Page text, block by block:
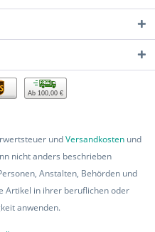
Ab 100,00 €
undVersandkostenund
nicht anders beschrieben
Anstalten, Behörden und
Artikel in ihrer beruflichen oder
anwenden.